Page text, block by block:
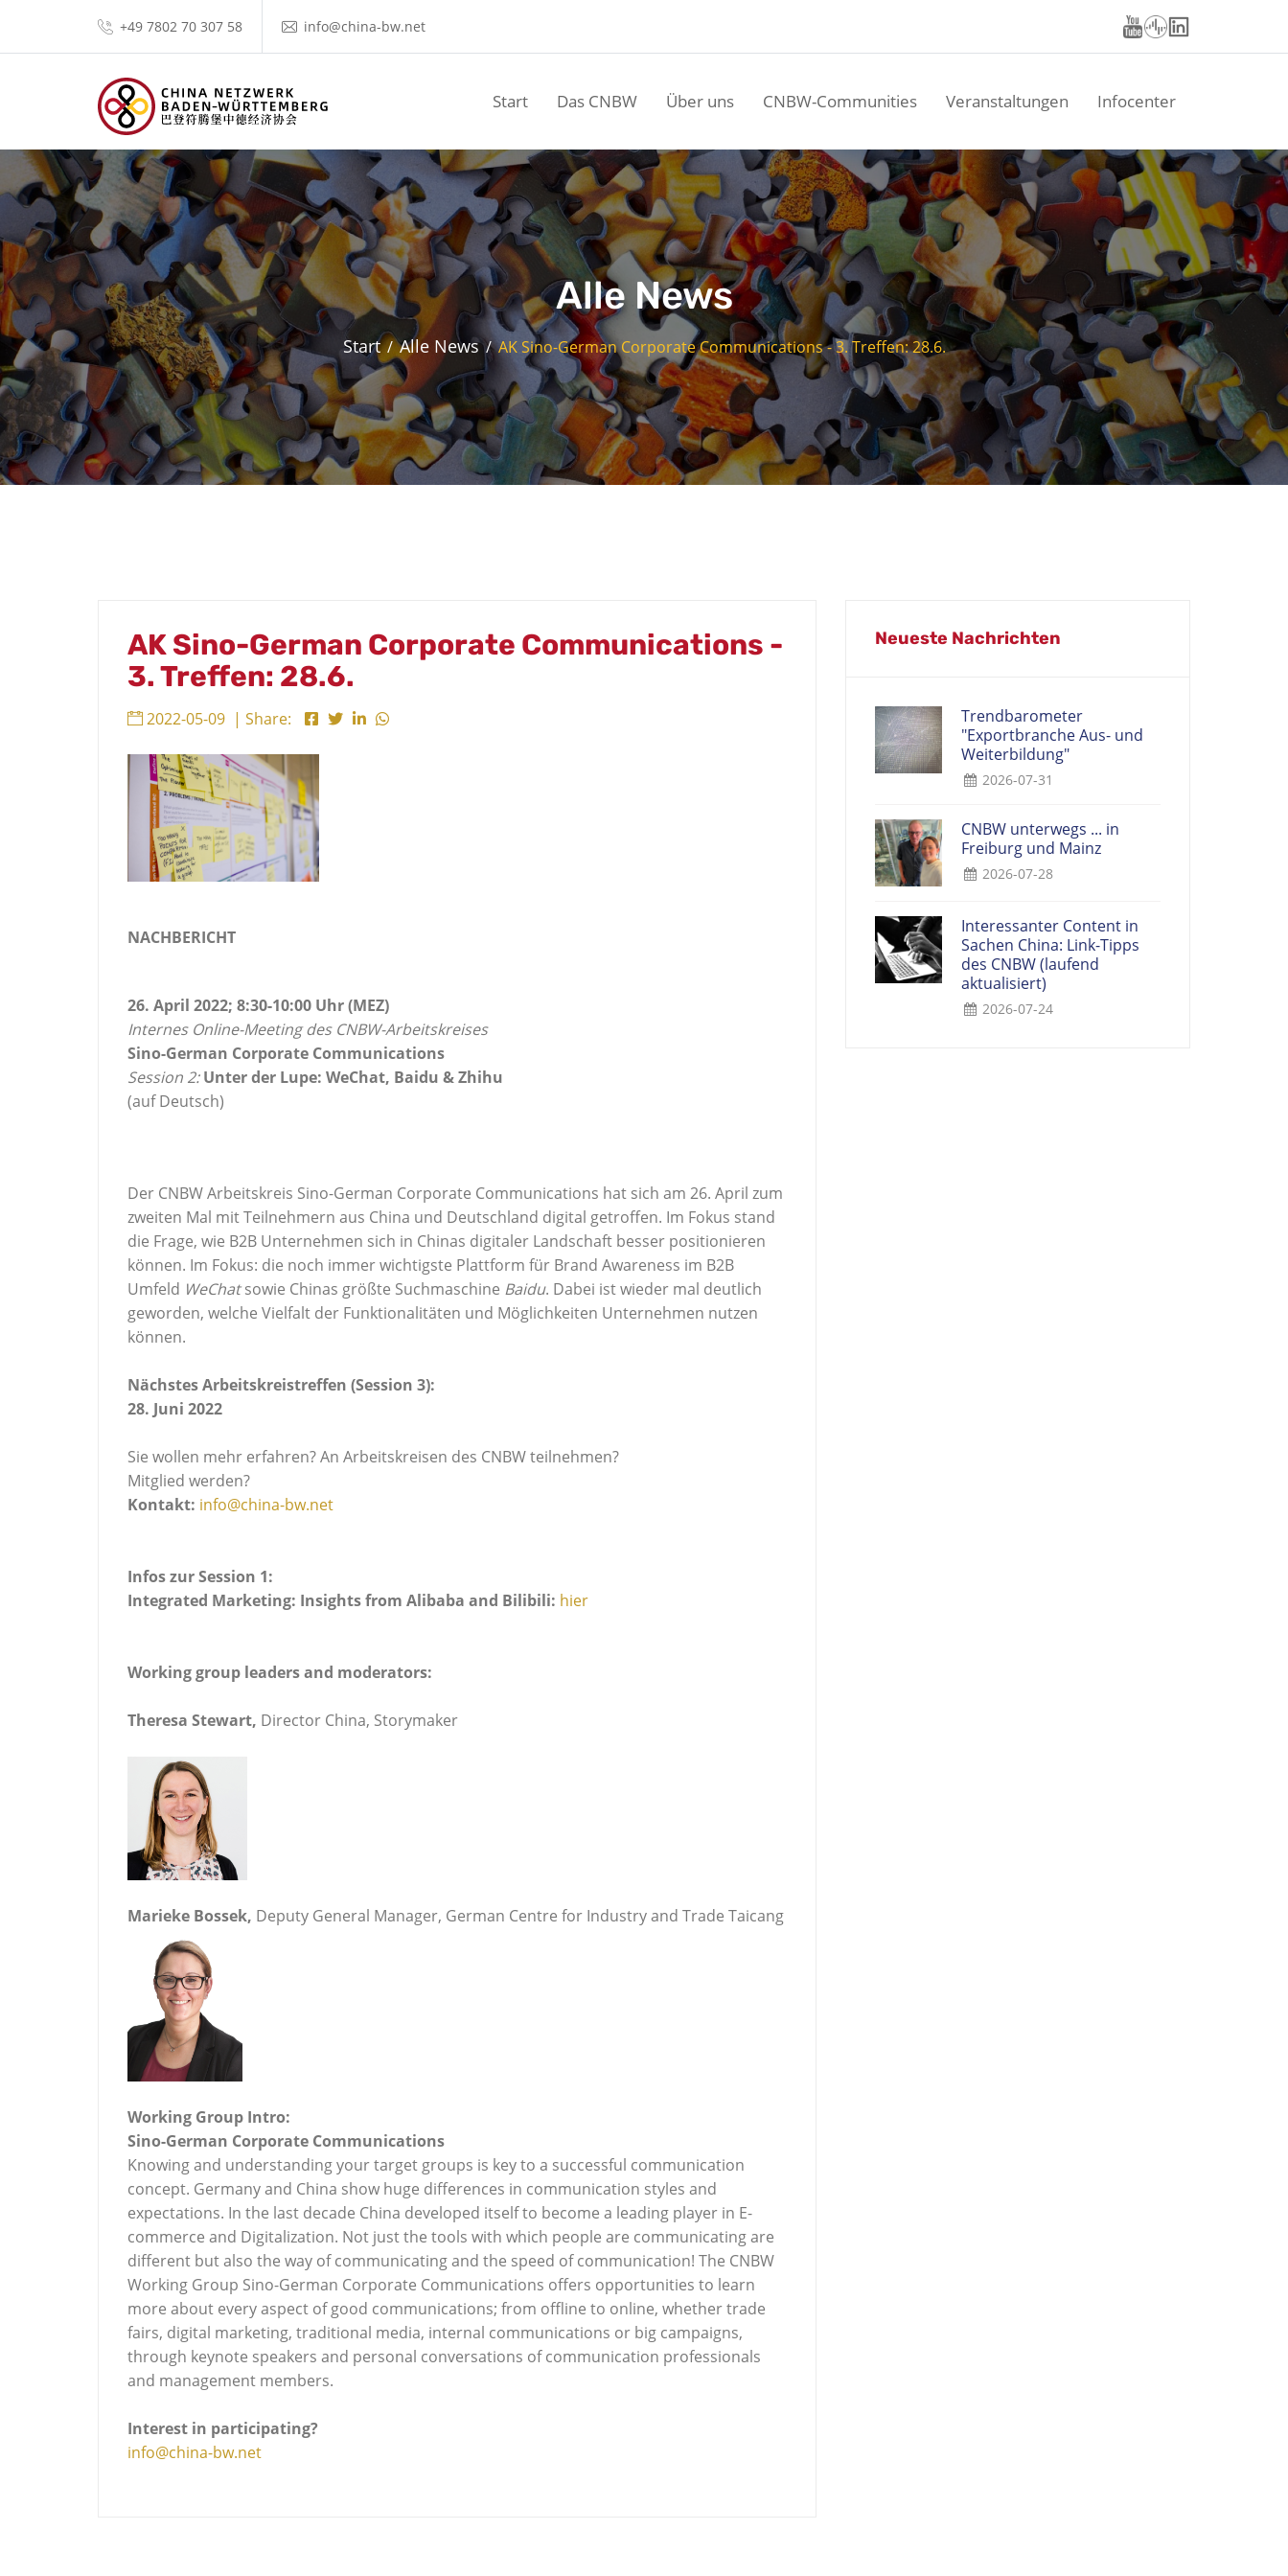
+49 7802 70 307 58 info@china-bw.net
Start Das CNBW Über uns CNBW-Communities Veranstaltungen Infocenter
Alle News
Start Alle News AK Sino-German Corporate Communications - 3. Treffen: 28.6.
AK Sino-German Corporate Communications -
3. Treffen: 28.6.
2022-05-09 | Share:
NACHBERICHT
26. April 2022; 8:30-10:00 Uhr (MEZ)
Internes Online-Meeting des CNBW-Arbeitskreises
Sino-German Corporate Communications
Session 2:Unter der Lupe: WeChat, Baidu & Zhihu
(auf Deutsch)
Der CNBW Arbeitskreis Sino-German Corporate Communications hat sich am 26. April zum
zweiten Mal mit Teilnehmern aus China und Deutschland digital getroffen. Im Fokus stand
die Frage, wie B2B Unternehmen sich in Chinas digitaler Landschaft besser positionieren
können. Im Fokus: die noch immer wichtigste Plattform für Brand Awareness im B2B
Umfeld WeChatsowie Chinas größte Suchmaschine Baidu. Dabei ist wieder mal deutlich
geworden, welche Vielfalt der Funktionalitäten und Möglichkeiten Unternehmen nutzen
können.
Nächstes Arbeitskreistreffen (Session 3):
28. Juni 2022
Sie wollen mehr erfahren? An Arbeitskreisen des CNBW teilnehmen?
Mitglied werden?
Kontakt: info@china-bw.net
Infos zur Session 1:
Integrated Marketing: Insights from Alibaba and Bilibili: hier
Working group leaders and moderators:
Theresa Stewart, Director China, Storymaker
Marieke Bossek, Deputy General Manager, German Centre for Industry and Trade Taicang
Working Group Intro:
Sino-German Corporate Communications
Knowing and understanding your target groups is key to a successful communication
concept. Germany and China show huge differences in communication styles and
expectations. In the last decade China developed itself to become a leading player in E-
commerce and Digitalization. Not just the tools with which people are communicating are
different but also the way of communicating and the speed of communication! The CNBW
Working Group Sino-German Corporate Communications offers opportunities to learn
more about every aspect of good communications; from offline to online, whether trade
fairs, digital marketing, traditional media, internal communications or big campaigns,
through keynote speakers and personal conversations of communication professionals
and management members.
Interest in participating?
info@china-bw.net
Neueste Nachrichten
Trendbarometer
"Exportbranche Aus- und
Weiterbildung"
2026-07-31
CNBW unterwegs ... in
Freiburg und Mainz
2026-07-28
Interessanter Content in
Sachen China: Link-Tipps
des CNBW (laufend
aktualisiert)
2026-07-24